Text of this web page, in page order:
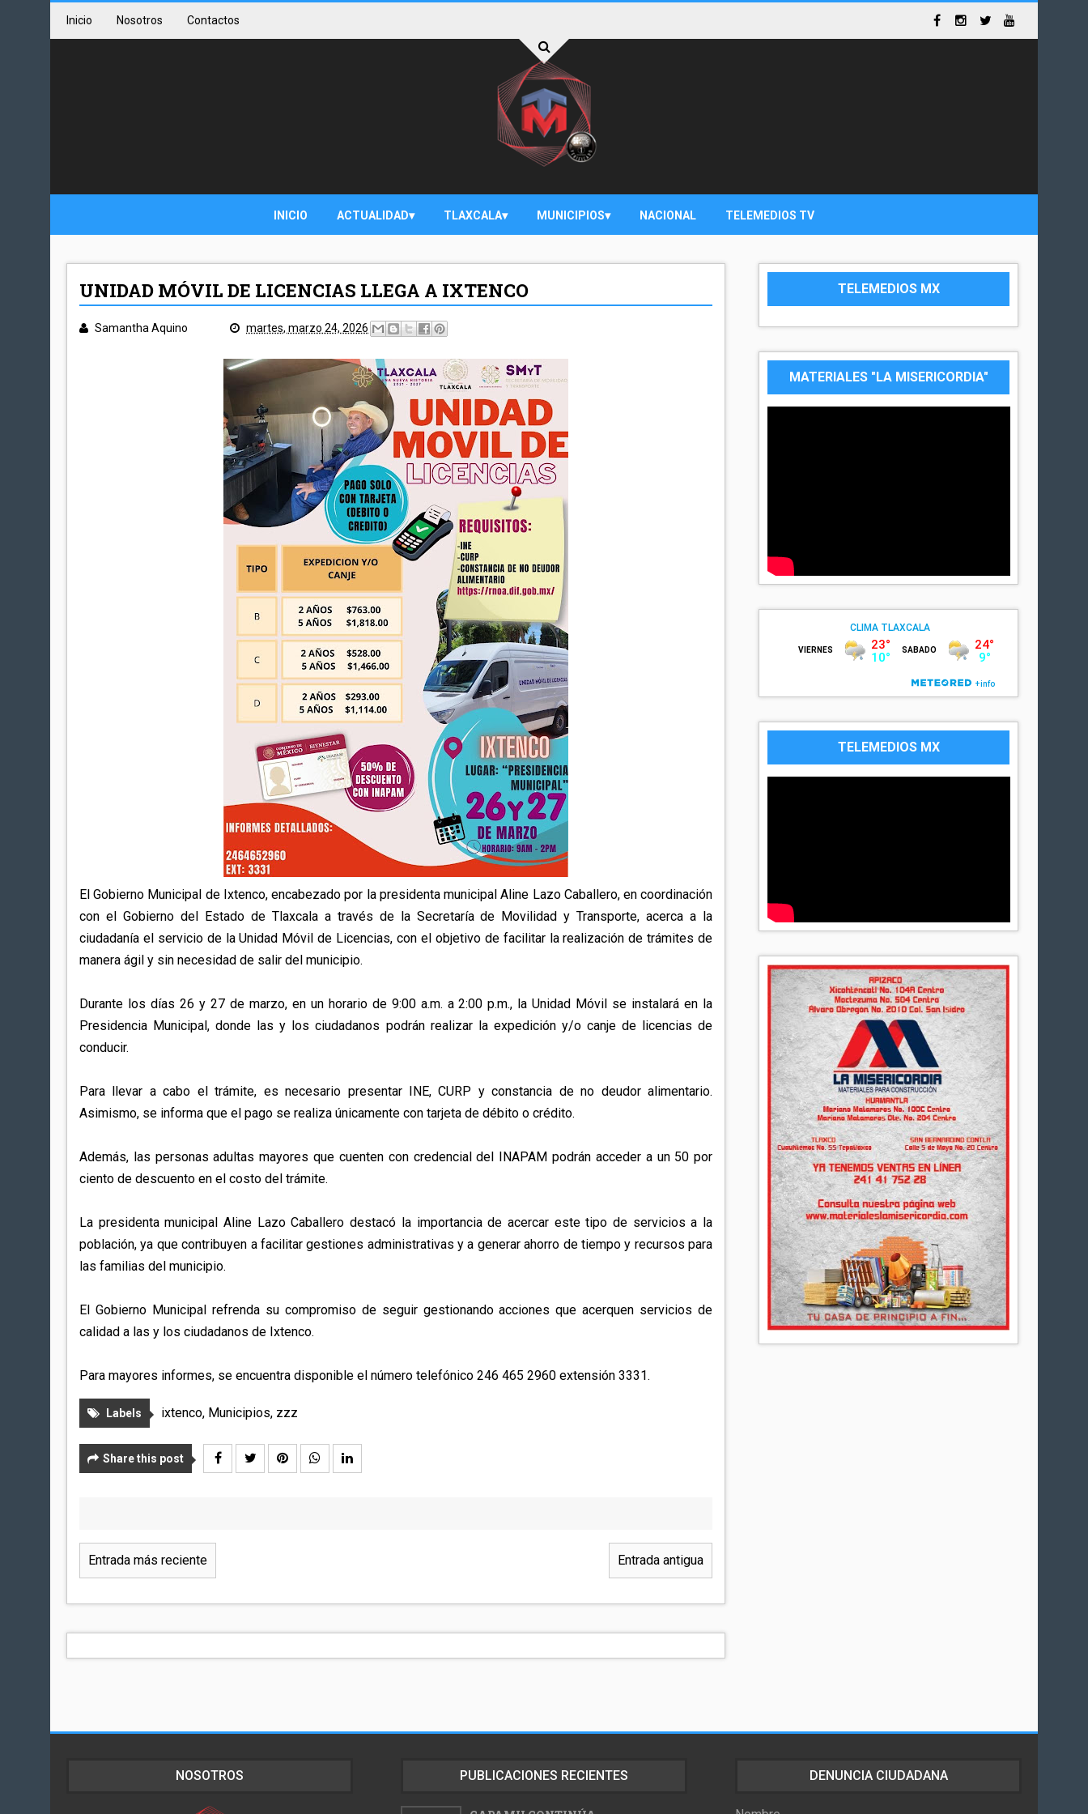
Inicio Nosotros Contactos
INICIO ACTUALIDAD TLAXCALA MUNICIPIOS NACIONAL TELEMEDIOS TV
UNIDAD MÓVIL DE LICENCIAS LLEGA A IXTENCO
Samantha Aquino martes, marzo 24, 2026
El Gobierno Municipal de Ixtenco, encabezado por la presidenta municipal Aline Lazo Caballero, en coordinación
con el Gobierno del Estado de Tlaxcala a través de la Secretaría de Movilidad y Transporte, acerca a la
ciudadanía el servicio de la Unidad Móvil de Licencias, con el objetivo de facilitar la realización de trámites de
manera ágil y sin necesidad de salir del municipio.
Durante los días 26 y 27 de marzo, en un horario de 9:00 a.m. a 2:00 p.m., la Unidad Móvil se instalará en la
Presidencia Municipal, donde las y los ciudadanos podrán realizar la expedición y/o canje de licencias de
conducir.
Para llevar a cabo el trámite, es necesario presentar INE, CURP y constancia de no deudor alimentario.
Asimismo, se informa que el pago se realiza únicamente con tarjeta de débito o crédito.
Además, las personas adultas mayores que cuenten con credencial del INAPAM podrán acceder a un 50 por
ciento de descuento en el costo del trámite.
La presidenta municipal Aline Lazo Caballero destacó la importancia de acercar este tipo de servicios a la
población, ya que contribuyen a facilitar gestiones administrativas y a generar ahorro de tiempo y recursos para
las familias del municipio.
El Gobierno Municipal refrenda su compromiso de seguir gestionando acciones que acerquen servicios de
calidad a las y los ciudadanos de Ixtenco.
Para mayores informes, se encuentra disponible el número telefónico 246 465 2960 extensión 3331.
Labels ixtenco, Municipios, zzz
Share this post
Entrada más reciente Entrada antigua
TELEMEDIOS MX
MATERIALES "LA MISERICORDIA"
TELEMEDIOS MX
NOSOTROS PUBLICACIONES RECIENTES DENUNCIA CIUDADANA